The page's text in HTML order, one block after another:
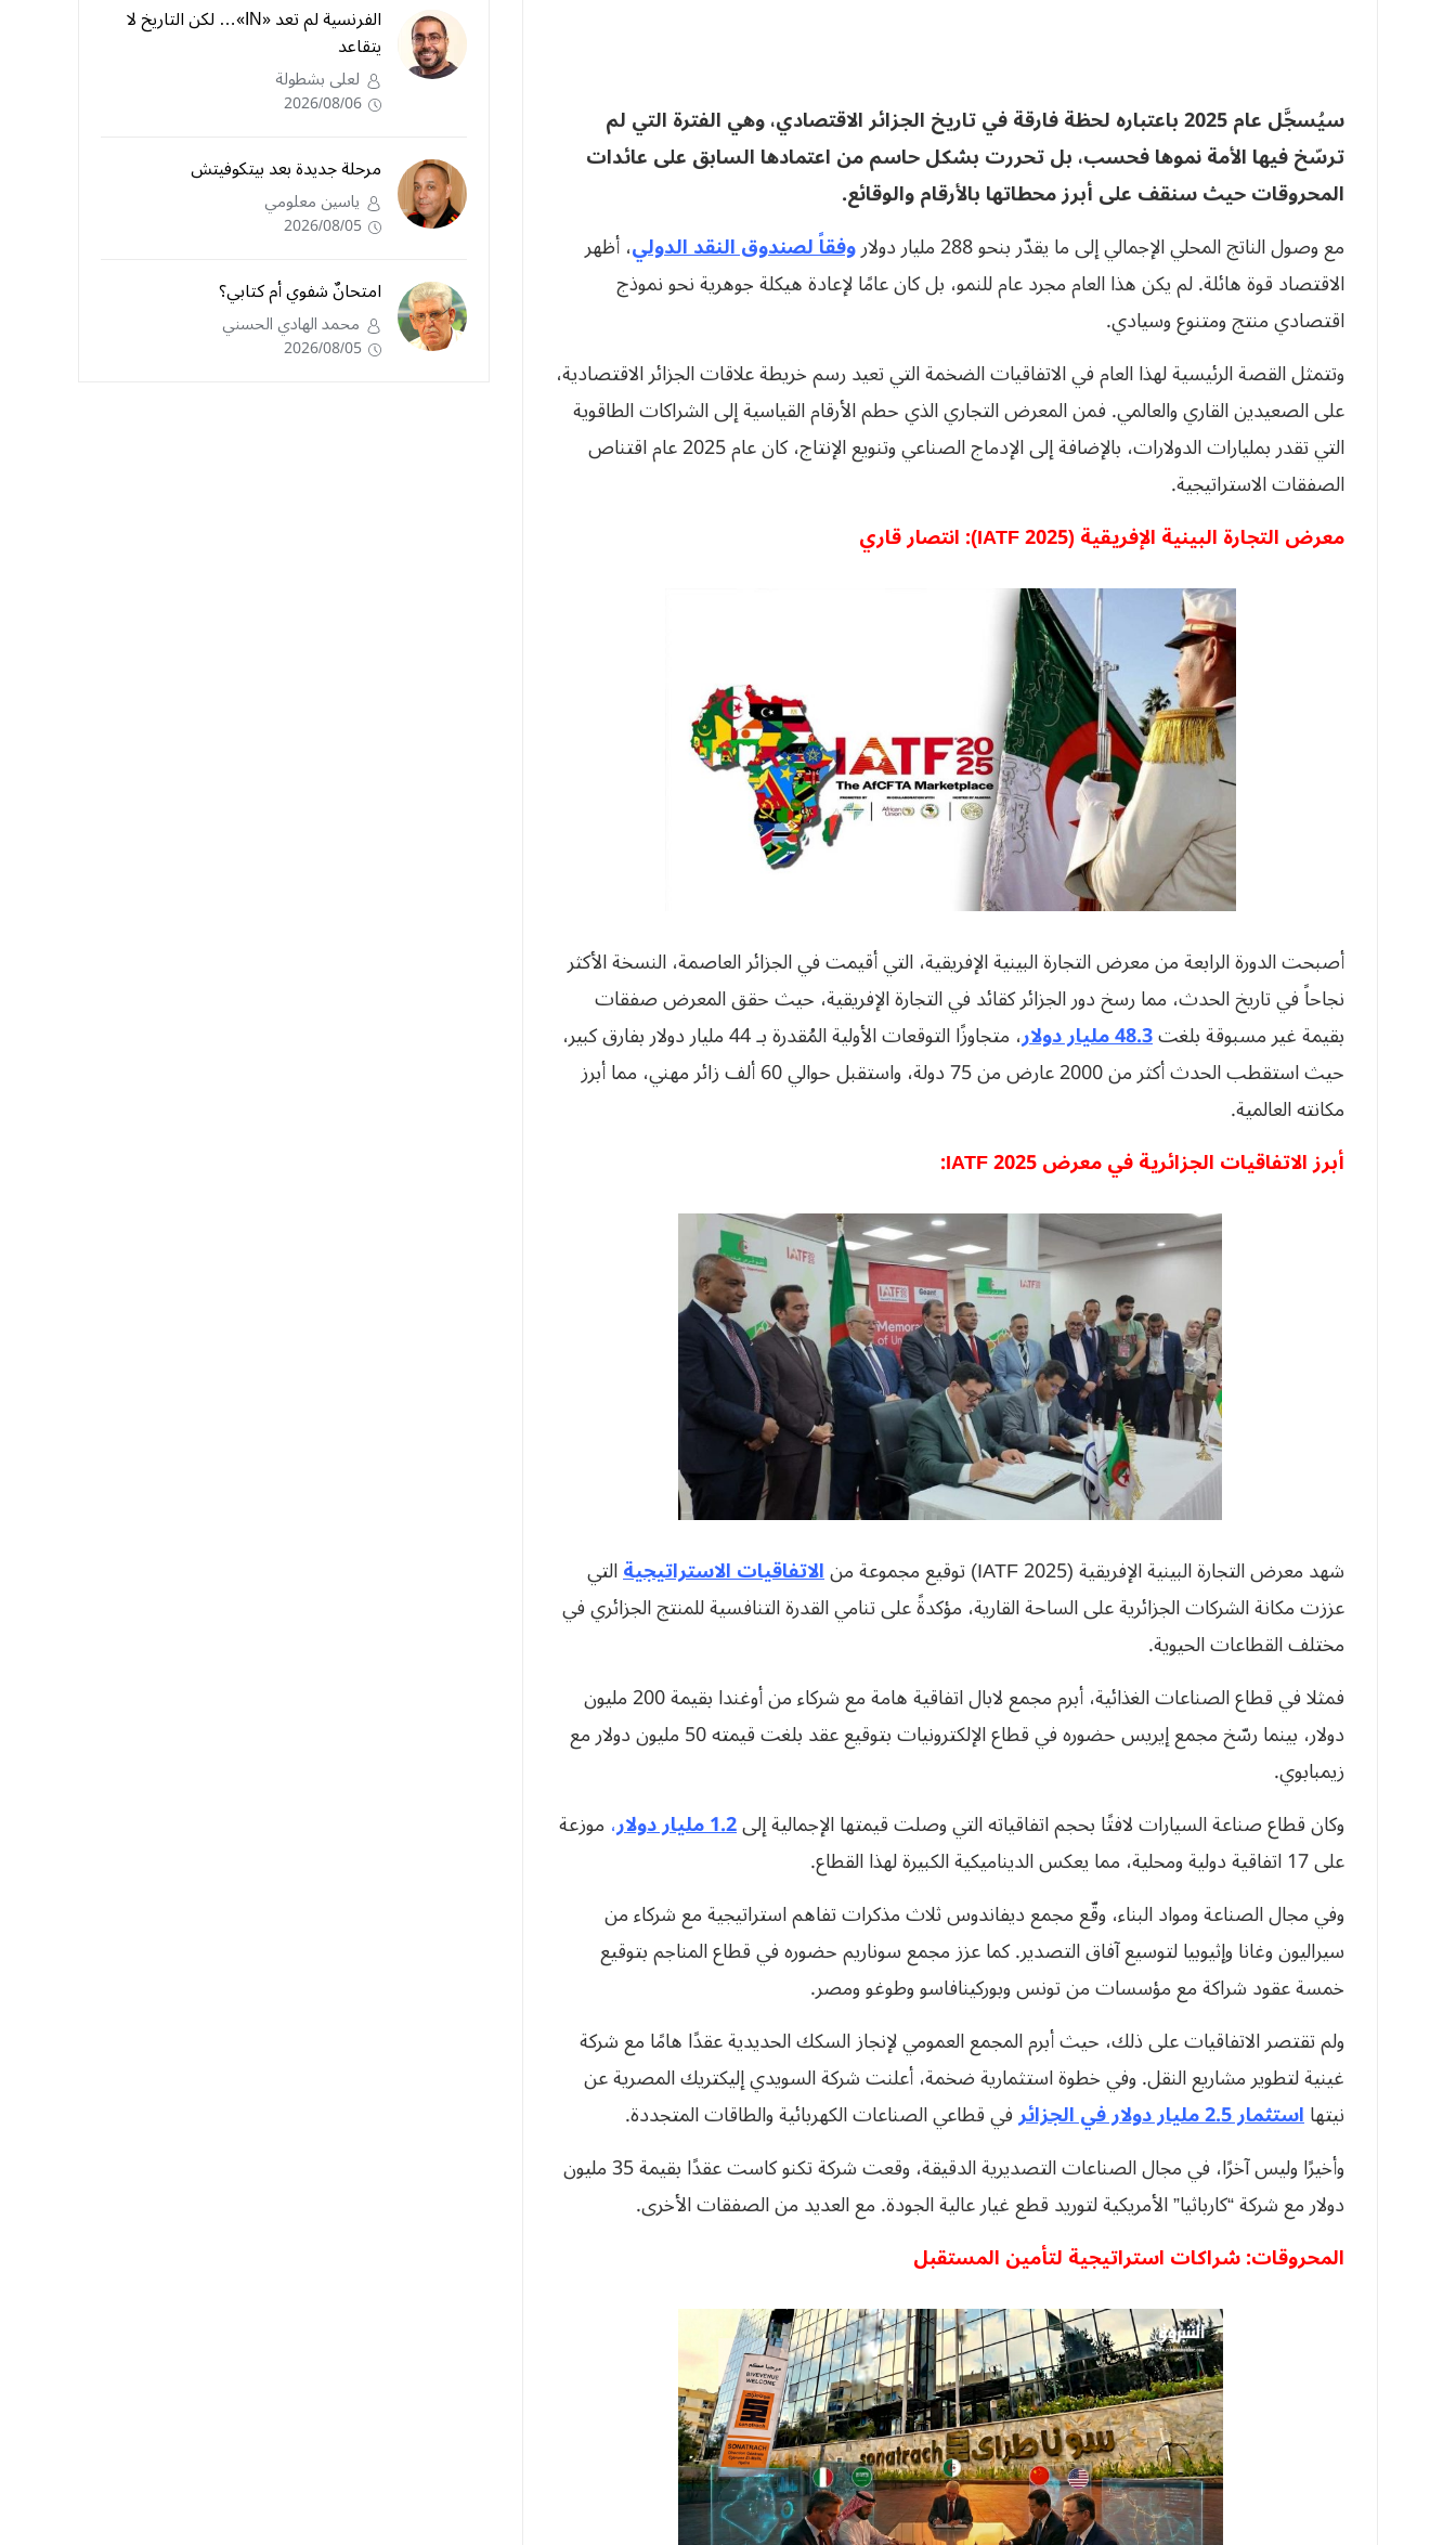
سيُسجَّل عام 2025 باعتباره لحظة فارقة في تاريخ الجزائر الاقتصادي، وهي الفترة التي لم
ترسّخ فيها الأمة نموها فحسب، بل تحررت بشكل حاسم من اعتمادها السابق على عائدات
المحروقات حيث سنقف على أبرز محطاتها بالأرقام والوقائع.
مع وصول الناتج المحلي الإجمالي إلى ما يقدّر بنحو 288 مليار دولار
وفقاً لصندوق النقد الدولي، أظهر
الاقتصاد قوة هائلة. لم يكن هذا العام مجرد عام للنمو، بل كان عامًا لإعادة هيكلة جوهرية نحو نموذج
اقتصادي منتج ومتنوع وسيادي.
وتتمثل القصة الرئيسية لهذا العام في الاتفاقيات الضخمة التي تعيد رسم خريطة علاقات الجزائر الاقتصادية،
على الصعيدين القاري والعالمي. فمن المعرض التجاري الذي حطم الأرقام القياسية إلى الشراكات الطاقوية
التي تقدر بمليارات الدولارات، بالإضافة إلى الإدماج الصناعي وتنويع الإنتاج، كان عام 2025 عام اقتناص
الصفقات الاستراتيجية.
معرض التجارة البينية الإفريقية(IATF 2025): انتصار قاري
أصبحت الدورة الرابعة من معرض التجارة البينية الإفريقية، التي أقيمت في الجزائر العاصمة، النسخة الأكثر
نجاحاً في تاريخ الحدث، مما رسخ دور الجزائر كقائد في التجارة الإفريقية، حيث حقق المعرض صفقات
بقيمة غير مسبوقة بلغت48.3 مليار دولار
، متجاوزًا التوقعات الأولية المُقدرة بـ 44 مليار دولار بفارق كبير،
حيث استقطب الحدث أكثر من 2000 عارض من 75 دولة، واستقبل حوالي 60 ألف زائر مهني، مما أبرز
مكانته العالمية.
أبرز الاتفاقيات الجزائرية في معرض
شهد معرض التجارة البينية الإفريقية (IATF 2025) توقيع مجموعة من الاتفاقيات الاستراتيجيةالتي
عززت مكانة الشركات الجزائرية على الساحة القارية، مؤكدةً على تنامي القدرة التنافسية للمنتج الجزائري في
مختلف القطاعات الحيوية.
فمثلا في قطاع الصناعات الغذائية، أبرم مجمع لابال اتفاقية هامة مع شركاء من أوغندا بقيمة 200 مليون
دولار، بينما رسّخ مجمع إيريس حضوره في قطاع الإلكترونيات بتوقيع عقد بلغت قيمته 50 مليون دولار مع
زيمبابوي.
وكان قطاع صناعة السيارات لافتًا بحجم اتفاقياته التي وصلت قيمتها الإجمالية إلى1.2 مليار دولار ، موزعة
على 17 اتفاقية دولية ومحلية، مما يعكس الديناميكية الكبيرة لهذا القطاع.
وفي مجال الصناعة ومواد البناء، وقّع مجمع ديفاندوس ثلاث مذكرات تفاهم استراتيجية مع شركاء من
سيراليون وغانا وإثيوبيا لتوسيع آفاق التصدير. كما عزز مجمع سوناريم حضوره في قطاع المناجم بتوقيع
خمسة عقود شراكة مع مؤسسات من تونس وبوركينافاسو وطوغو ومصر.
ولم تقتصر الاتفاقيات على ذلك، حيث أبرم المجمع العمومي لإنجاز السكك الحديدية عقدًا هامًا مع شركة
غينية لتطوير مشاريع النقل. وفي خطوة استثمارية ضخمة، أعلنت شركة السويدي إليكتريك المصرية عن
نيتهااستثمار 2.5 مليار دولار في الجزائر
في قطاعي الصناعات الكهربائية والطاقات المتجددة.
وأخيرًا وليس آخرًا، في مجال الصناعات التصديرية الدقيقة، وقعت شركة تكنو كاست عقدًا بقيمة 35 مليون
دولار مع شركة “كارباثيا” الأمريكية لتوريد قطع غيار عالية الجودة. مع العديد من الصفقات الأخرى.
المحروقات: شراكات استراتيجية لتأمين المستقبل
الفرنسية لم تعد «IN»… لكن التاريخ لا
يتقاعد
لعلى بشطولة
2026/08/06
مرحلة جديدة بعد بيتكوفيتش
ياسين معلومي
2026/08/05
امتحانٌ شفوي أم كتابي؟
محمد الهادي الحسني
2026/08/05